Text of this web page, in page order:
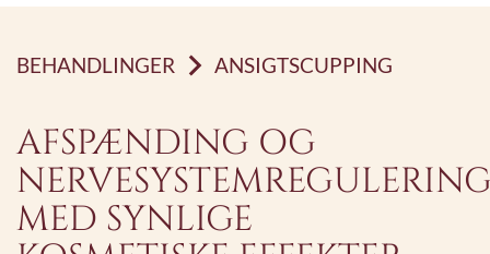
BEHANDLINGER ANSIGTSCUPPING
AFSPÆNDING OG
MED SYNLIGE